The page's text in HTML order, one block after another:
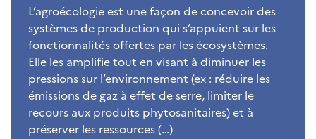
L’agroécologie est une façon de concevoir des
systèmes de production qui s’appuient sur les
fonctionnalités offertes par les écosystèmes.
Elle les amplifie tout en visant à diminuer les
pressions sur l’environnement (ex : réduire les
émissions de gaz à effet de serre, limiter le
recours aux produits phytosanitaires) et à
préserver les ressources (…)